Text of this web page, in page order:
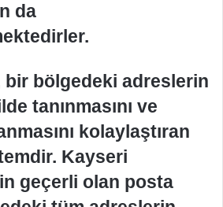
da
bir bölgedeki adreslerin
tanınmasını ve
kolaylaştıran
Kayseri
geçerli olan posta